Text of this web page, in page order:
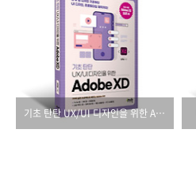
기초 탄탄 UX/UI 디자인을 위한 Adobe XD